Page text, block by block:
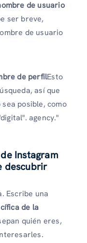
de usuario
ser breve,
de usuario
de perfilEsto
así que
posible, como
agency."
Instagram
descubrir
Escribe una
de la
quién eres,